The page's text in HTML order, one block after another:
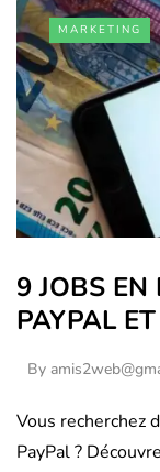
MARKETING
9 JOBS EN
PAYPAL
By
Vous recherchez
PayPal ?